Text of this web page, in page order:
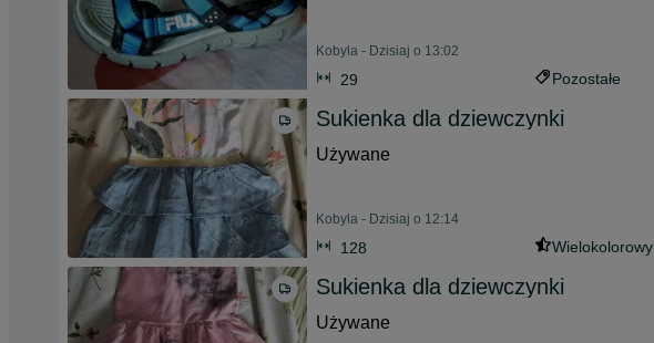
Kobyla - Dzisiaj o 13:02
29 Pozostałe
Sukienka dla dziewczynki
Używane
Kobyla - Dzisiaj o 12:14
128 Wielokolorowy
Sukienka dla dziewczynki
Używane